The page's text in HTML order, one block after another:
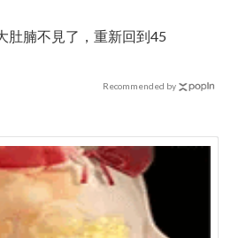
肚腩不見了，重新回到45
Recommended by